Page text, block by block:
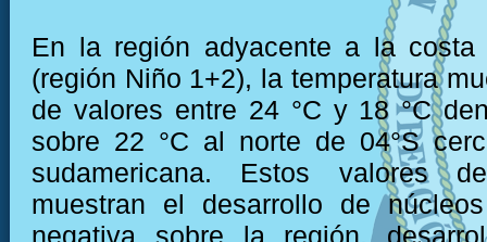
En la región adyacente a la costa
(región Niño 1+2), la temperatura
de valores entre 24 °C y 18 °C
sobre 22 °C al norte de 04°S
sudamericana. Estos valores
muestran el desarrollo de
negativa sobre la región,